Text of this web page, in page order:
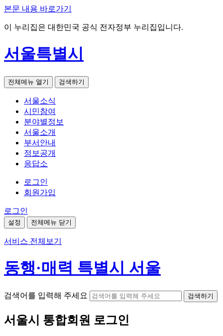
본문 내용 바로가기
이 누리집은 대한민국 공식 전자정부 누리집입니다.
서울특별시
전체메뉴 열기 검색하기
서울소식
시민참여
분야별정보
서울소개
부서안내
정보공개
응답소
로그인
회원가입
로그인
설정 전체메뉴 닫기
서비스 전체보기
동행·매력 특별시 서울
검색어를 입력해 주세요 검색하기
서울시 통합회원 로그인